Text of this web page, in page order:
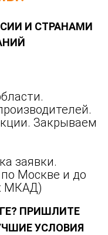
И СТРАНАМИ
Закрываем
заявки.
Москве и до
МКАД)
ПРИШЛИТЕ
УСЛОВИЯ